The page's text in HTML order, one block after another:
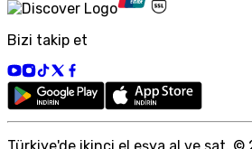
Bizi takip et